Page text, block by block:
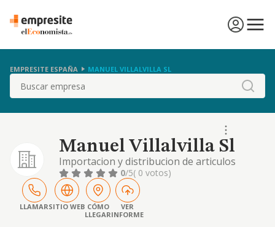
EMPRESITE ESPAÑA MANUEL VILLALVILLA SL
Buscar
Manuel Villalvilla Sl
Importacion y distribucion de articulos
deportivos. organizacion de cacerias. venta
de muebles rusticos. distribucion y venta de
productos audiovisuales. distribucion y
venta de articulo de regalo
0/5( 0 votos)
LLAMARSITIO WEB CÓMO
LLEGAR
VER
INFORME